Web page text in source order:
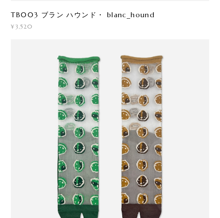
TB003 ブラン ハウンド・ blanc_hound
¥3,520